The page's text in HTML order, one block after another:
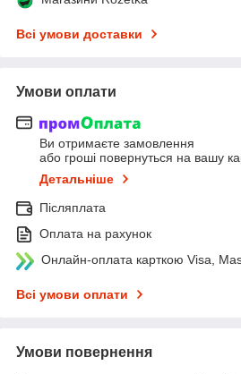
Всі умови доставки
Умови оплати
Ви отримаєте замовлення
або гроші повернуться на вашу
Детальніше
Післяплата
Оплата на рахунок
Онлайн-оплата карткою Visa,
Всі умови оплати
Умови повернення